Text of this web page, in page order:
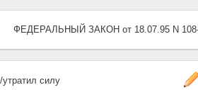
ФЕДЕРАЛЬНЫЙ ЗАКОН от 18.07.95 N
силу